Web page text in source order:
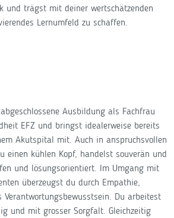
und trägst mit deiner wertschätzenden
Lernumfeld zu schaffen.
Ausbildung als Fachfrau
EFZ und bringst idealerweise bereits
Akutspital mit. Auch in anspruchsvollen
einen kühlen Kopf, handelst souverän und
und lösungsorientiert. Im Umgang mit
überzeugst du durch Empathie,
Verantwortungsbewusstsein. Du arbeitest
und mit grosser Sorgfalt. Gleichzeitig